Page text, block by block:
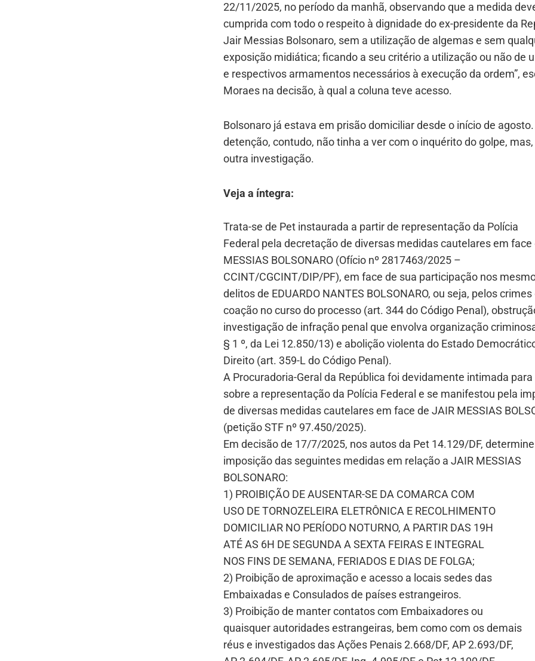
22/11/2025, no período da manhã, observando que a medida
cumprida com todo o respeito à dignidade do ex-presidente da
Jair Messias Bolsonaro, sem a utilização de algemas e sem
exposição midiática; ficando a seu critério a utilização ou não de
e respectivos armamentos necessários à execução da ordem”,
Moraes na decisão, à qual a coluna teve acesso.
Bolsonaro já estava em prisão domiciliar desde o início de
detenção, contudo, não tinha a ver com o inquérito do golpe,
outra investigação.
Veja a íntegra:
Trata-se de Pet instaurada a partir de representação da Polícia
Federal pela decretação de diversas medidas cautelares em face
MESSIAS BOLSONARO (Ofício nº 2817463/2025 –
CCINT/CGCINT/DIP/PF), em face de sua participação nos
delitos de EDUARDO NANTES BOLSONARO, ou seja, pelos crimes
coação no curso do processo (art. 344 do Código Penal),
investigação de infração penal que envolva organização
§ 1 º, da Lei 12.850/13) e abolição violenta do Estado
Direito (art. 359-L do Código Penal).
A Procuradoria-Geral da República foi devidamente intimada para
sobre a representação da Polícia Federal e se manifestou pela
de diversas medidas cautelares em face de JAIR MESSIAS
(petição STF nº 97.450/2025).
Em decisão de 17/7/2025, nos autos da Pet 14.129/DF,
imposição das seguintes medidas em relação a JAIR MESSIAS
BOLSONARO:
1) PROIBIÇÃO DE AUSENTAR-SE DA COMARCA COM
USO DE TORNOZELEIRA ELETRÔNICA E RECOLHIMENTO
DOMICILIAR NO PERÍODO NOTURNO, A PARTIR DAS 19H
ATÉ AS 6H DE SEGUNDA A SEXTA FEIRAS E INTEGRAL
NOS FINS DE SEMANA, FERIADOS E DIAS DE FOLGA;
2) Proibição de aproximação e acesso a locais sedes das
Embaixadas e Consulados de países estrangeiros.
3) Proibição de manter contatos com Embaixadores ou
quaisquer autoridades estrangeiras, bem como com os demais
réus e investigados das Ações Penais 2.668/DF, AP 2.693/DF,